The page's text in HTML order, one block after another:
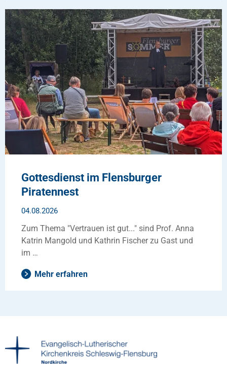
Gottesdienst im Flensburger
Piratennest
04.08.2026
Zum Thema "Vertrauen ist gut..." sind Prof. Anna
Katrin Mangold und Kathrin Fischer zu Gast und
im …
Mehr erfahren